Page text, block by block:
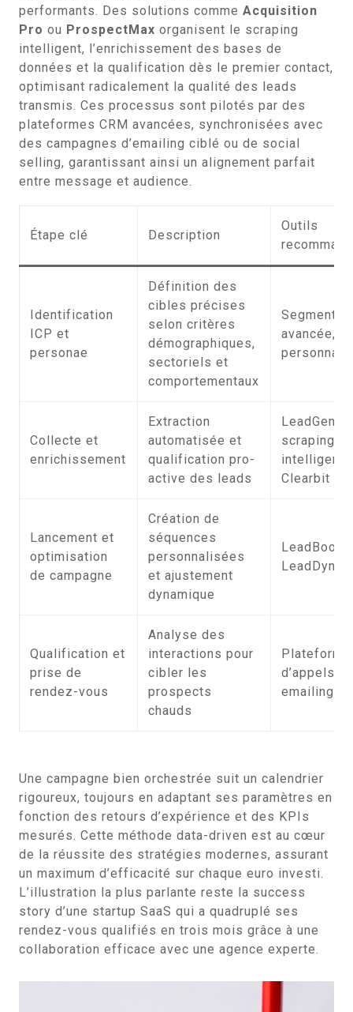
performants. Des solutions comme Acquisition
Pro ou ProspectMax organisent le scraping
intelligent, l’enrichissement des bases de
données et la qualification dès le premier contact,
optimisant radicalement la qualité des leads
transmis. Ces processus sont pilotés par des
plateformes CRM avancées, synchronisées avec
des campagnes d’emailing ciblé ou de social
selling, garantissant ainsi un alignement parfait
entre message et audience.
Étape clé Description
Outils
Identification
ICP et
personae
Définition des
cibles précises
selon critères
démographiques,
sectoriels et
comportementaux
avancée,
Collecte et
enrichissement
Extraction
automatisée et
qualification pro-
active des leads
scraping
intelligent,
Clearbit
Lancement et
optimisation
de campagne
Création de
séquences
personnalisées
et ajustement
dynamique
LeadBoost
Qualification et
prise de
rendez-vous
Analyse des
interactions pour
cibler les
prospects
chauds
d’appels,
emailing
Une campagne bien orchestrée suit un calendrier
rigoureux, toujours en adaptant ses paramètres en
fonction des retours d’expérience et des KPIs
mesurés. Cette méthode data-driven est au cœur
de la réussite des stratégies modernes, assurant
un maximum d’efficacité sur chaque euro investi.
L’illustration la plus parlante reste la success
story d’une startup SaaS qui a quadruplé ses
rendez-vous qualifiés en trois mois grâce à une
collaboration efficace avec une agence experte.